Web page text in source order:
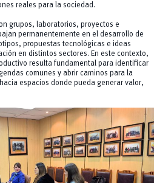
reales para la sociedad.
grupos, laboratorios, proyectos e
permanentemente en el desarrollo de
propuestas tecnológicas e ideas
en distintos sectores. En este contexto,
resulta fundamental para identificar
comunes y abrir caminos para la
espacios donde pueda generar valor,